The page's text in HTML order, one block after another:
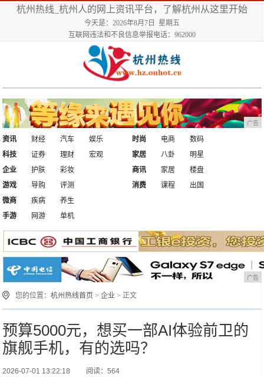
杭州热线_杭州人的网上资讯平台，了解杭州从这里开始
今天是：2026年8月7日 星期五
互联网违法和不良信息举报电话：962000
广告
资讯 财经 汽车
娱乐
科技
证券 理财 宏观
时尚 电商
数码
家居
八卦
明星
企业
护肤
彩妆
游戏
导购 评测
商讯 家居
楼盘
消费
课程
出国
微商
疾病
养生
手游
网游 单机
广告
您的位置：杭州热线首页 >企业 > 正文
预算5000元，想买一部AI体验前卫的
旗舰手机，有的选吗？
2026-07-01 13:22:18 阅读：564